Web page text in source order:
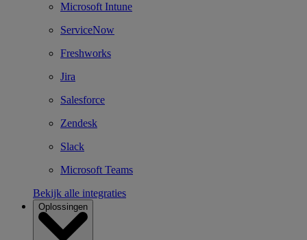
Microsoft Intune
ServiceNow
Freshworks
Jira
Salesforce
Zendesk
Slack
Microsoft Teams
Bekijk alle integraties
Oplossingen